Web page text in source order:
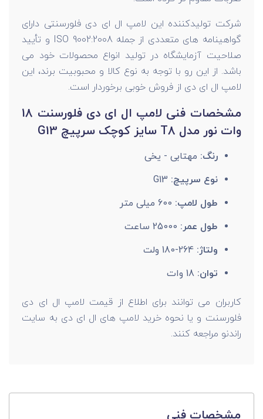
شرکت تولیدکننده این لامپ ال ای دی فلورسنتی دارای
گواهینامه های متعددی از جمله ISO 9002:2008 و تأیید
صلاحیت آزمایشگاه در تولید انواع محصولات خود می
باشد. از این رو با توجه به نوع کالا و محبوبیت برند، این
لامپ ال ای دی از فروش خوبی برخوردار است.
مشخصات فنی لامپ ال ای دی فلورسنت 18
وات نور مدل T8 سایز کوچک سرپیچ G13
رنگ: مهتابی - یخی
نوع سرپیچ:
طول لامپ: 600 میلی متر
طول عمر:
ولتاژ: 264-180 ولت
توان: 18 وات
کاربران می توانند برای اطلاع از قیمت لامپ ال ای دی
فلورسنت و یا نحوه خرید لامپ های ال ای دی به سایت
راندنو مراجعه کنند.
مشخصات فنی